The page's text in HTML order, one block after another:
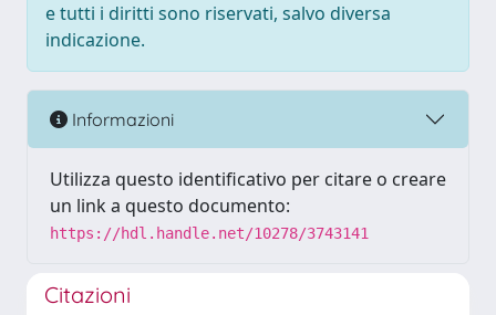
e tutti i diritti sono riservati, salvo diversa
indicazione.
Informazioni
Utilizza questo identificativo per citare o creare
un link a questo documento:
https://hdl.handle.net/10278/3743141
Citazioni